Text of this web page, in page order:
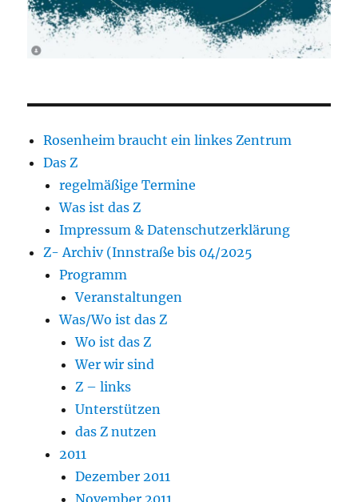
Rosenheim braucht ein linkes Zentrum
Das Z
regelmäßige Termine
Was ist das Z
Impressum & Datenschutzerklärung
Z- Archiv (Innstraße bis 04/2025
Programm
Veranstaltungen
Was/Wo ist das Z
Wo ist das Z
Wer wir sind
Z – links
Unterstützen
das Z nutzen
2011
Dezember 2011
November 2011